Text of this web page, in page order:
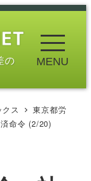
の MENU
ス
東京都労
命令 (2/20)